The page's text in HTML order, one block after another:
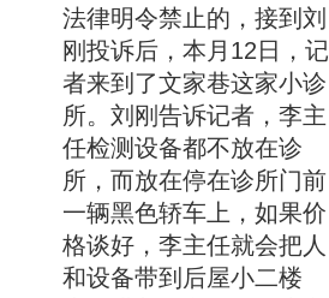
法律明令禁止的，接到刘
刚投诉后，本月12日，记
者来到了文家巷这家小诊
所。刘刚告诉记者，李主
任检测设备都不放在诊
所，而放在停在诊所门前
一辆黑色轿车上，如果价
格谈好，李主任就会把人
和设备带到后屋小二楼